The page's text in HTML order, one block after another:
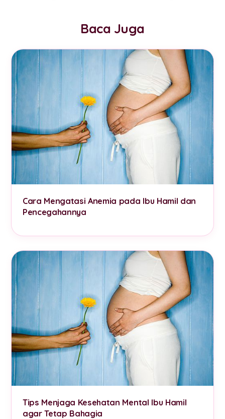
Baca Juga
Cara Mengatasi Anemia pada Ibu Hamil dan
Pencegahannya
Tips Menjaga Kesehatan Mental Ibu Hamil
agar Tetap Bahagia